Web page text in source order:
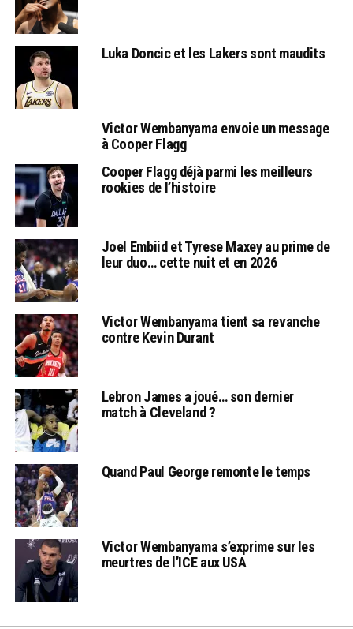
Luka Doncic et les Lakers sont maudits
Victor Wembanyama envoie un message
à Cooper Flagg
Cooper Flagg déjà parmi les meilleurs
rookies de l’histoire
Joel Embiid et Tyrese Maxey au prime de
leur duo… cette nuit et en 2026
Victor Wembanyama tient sa revanche
contre Kevin Durant
Lebron James a joué… son dernier
match à Cleveland ?
Quand Paul George remonte le temps
Victor Wembanyama s’exprime sur les
meurtres de l’ICE aux USA